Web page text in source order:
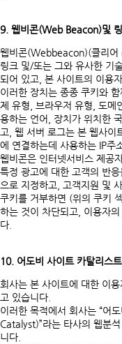
9. 웹비콘(Web Beacon)및
웹비콘(Webbeacon)(클리어
링크 및/또는 그와 유사한 기
되어 있고, 본 사이트의 이용
이러한 장치는 종종 쿠키와
제 유형, 브라우저 유형, 도메
용하는 언어, 장치가 위치한
고, 웹 서버 로그는 본 웹사이
에 연결하는데 사용하는 IP주
웹비콘은 인터넷서비스 제공
특정 광고에 대한 고객의 반
으로 지정하고, 고객지원 및
쿠키를 거부하면 (위의 쿠키
하는 것이 차단되고, 이용자
다.
10. 어도비 사이트 카탈리스
회사는 본 사이트에 대한 이
고 있습니다.
이러한 목적에서 회사는 “어
Catalyst)”라는 타사의 웹분
니다.